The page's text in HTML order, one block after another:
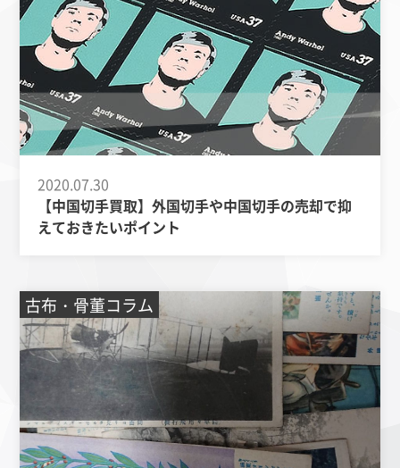
2020.07.30
【中国切手買取】外国切手や中国切手の売却で抑
えておきたいポイント
古布・骨董コラム